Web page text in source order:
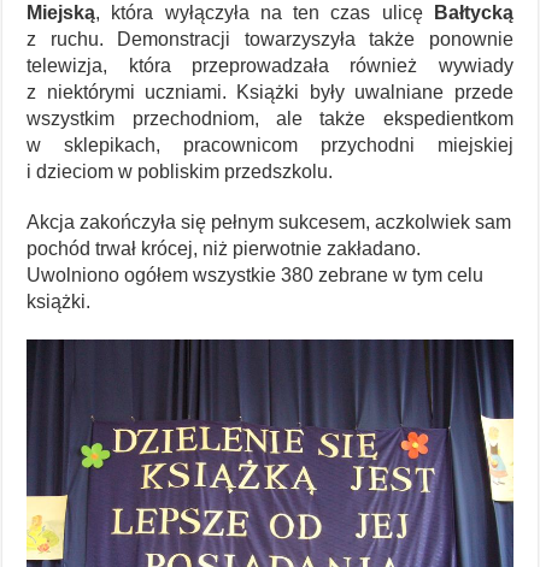
Miejską, która wyłączyła na ten czas ulicę
Bałtycką
z ruchu. Demonstracji towarzyszyła także ponownie
telewizja, która przeprowadzała również wywiady
z niektórymi uczniami. Książki były uwalniane przede
wszystkim przechodniom, ale także ekspedientkom
w sklepikach, pracownicom przychodni miejskiej
i dzieciom w pobliskim przedszkolu.
Akcja zakończyła się pełnym sukcesem, aczkolwiek sam
pochód trwał krócej, niż pierwotnie zakładano.
Uwolniono ogółem wszystkie 380 zebrane w tym celu
książki.